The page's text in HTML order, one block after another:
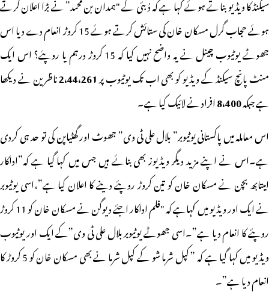
ہوئے حجاب گرل مسکان خان کی ستائش کرتے ہوئے 15 کروڑ انعام دے دیا اس
جھوٹے یوٹیوب چینل نے یہ واضح نہیں کیا کہ 15 کروڑ درہم یا روپئے؟ اس ایک
منٹ پانچ سیکنڈ کے ویڈیو کو بھی اب تک یوٹیوب پر2،44،261ناظرین نے دیکھا
ہے جبکہ8،400افراد نے لائیک کیا ہے۔
اس معاملہ میں پاکستانی یوٹیوبر” بلال علی ٹی وی” جھوٹ اور گھٹیاپن کی تو حد ہی کردی
ہے۔اس نے اپنے مزید دیگر ویڈیوز بھی بنائے ہیں جس میں کہا گیا ہے کہ”اداکار
امیتابھ بچن نے مسکان خان کو تین کروڑ روپئے دینے کا اعلان کیا ہے”،اسی یوٹیوبر
نے ایک اور ویڈیو میں کہاہے کہ "فلم اداکار اجئے دیوگن نے مسکان خان کو 11 کروڑ
روپئے کا انعام دیا ہے”۔اسی جھوٹے یوٹیوبر بلال علی ٹی وی”کے ایک اور یوٹیوب
ویڈیو میں کہا گیا ہے کہ ” کپل شرما شو کے کپل شرما نے بھی مسکان خان کو 5 کروڑ کا
انعام دیا ہے”۔